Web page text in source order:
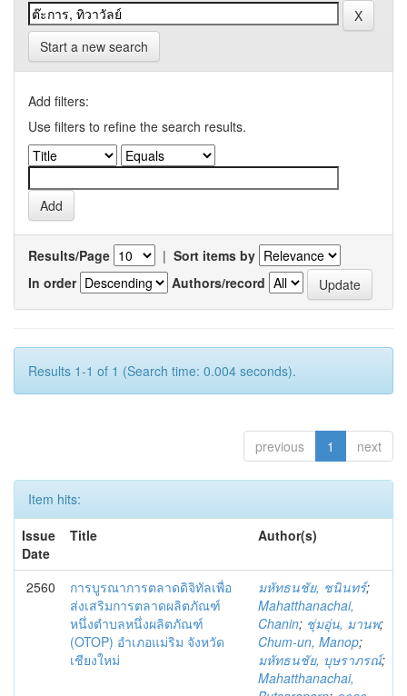
Start a new search
Add filters:
Use filters to refine the search results.
Results/Page | Sort items by
In order
Authors/record
Results 1-1 of 1 (Search time: 0.004 seconds).
previous 1 next
Item hits:
Issue
Date
Title Author(s)
2560
การบูรณาการตลาดดิจิทัลเพื่อ
ส่งเสริมการตลาดผลิตภัณฑ์
หนึ่งตำบลหนึ่งผลิตภัณฑ์
(OTOP) อำเภอแม่ริม จังหวัด
เชียงใหม่
มหัทธนชัย, ชนินทร์;
Mahatthanachai,
Chanin; ชุ่มอุ่น, มานพ;
Chum-un, Manop;
มหัทธนชัย, บุษราภรณ์;
Mahatthanachai,